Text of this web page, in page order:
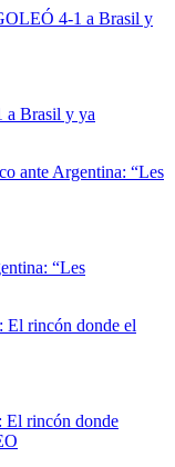
4-1 a Brasil y
ante Argentina: “Les
El rincón donde el